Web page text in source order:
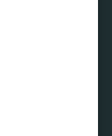
deudas son una
Sin
responsabilidad
cuando